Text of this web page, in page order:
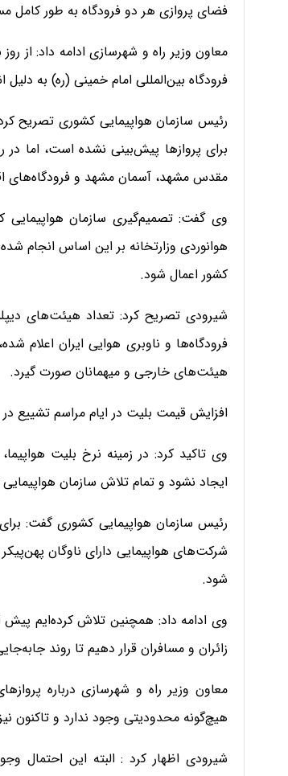
فضای پروازی هر دو فرودگاه به طور کامل
معاون‌ وزیر راه و شهرسازی ادامه داد: از
فرودگاه بین‌المللی امام خمینی (ره) به
برای پروازها پیش‌بینی نشده است، اما
مقدس مشهد، آسمان مشهد و فرودگاه‌های
وی گفت: تصمیم‌گیری سازمان هواپیمایی
هوانوردی وزارتخانه بر این اساس انجام
کشور اعمال شود.
شیرودی تصریح کرد: تعداد هیئت‌های
فرودگاه‌ها و ناوبری هوایی ایران
هیئت‌های خارجی و میهمانان صورت گیرد.
افزایش قیمت بلیت در ایام مراسم تشییع
وی تاکید کرد: در زمینه نرخ بلیت
ایجاد نشود و تمام تلاش سازمان
شرکت‌های هواپیمایی دارای ناوگان
شود.
زائران و مسافران قرار دهیم تا روند
معاون وزیر راه و شهرسازی درباره
هیچ‌گونه محدودیتی وجود ندارد و تاکنون
شیرودی اظهار کرد : البته این احتمال